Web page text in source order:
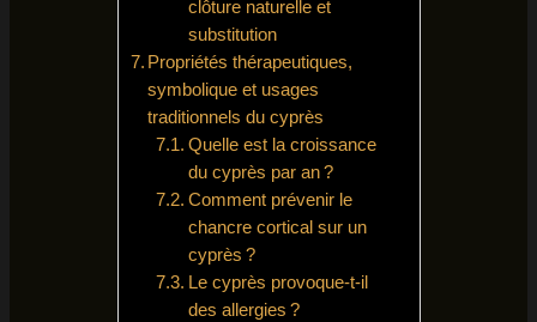
clôture naturelle et
substitution
Propriétés thérapeutiques,
symbolique et usages
traditionnels du cyprès
Quelle est la croissance
du cyprès par an ?
Comment prévenir le
chancre cortical sur un
cyprès ?
Le cyprès provoque-t-il
des allergies ?